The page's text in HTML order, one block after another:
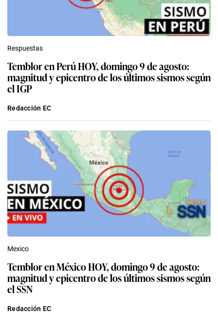
Respuestas
Temblor en Perú HOY, domingo 9 de agosto:
magnitud y epicentro de los últimos sismos según
el IGP
Redacción EC
Mexico
Temblor en México HOY, domingo 9 de agosto:
magnitud y epicentro de los últimos sismos según
el SSN
Redacción EC